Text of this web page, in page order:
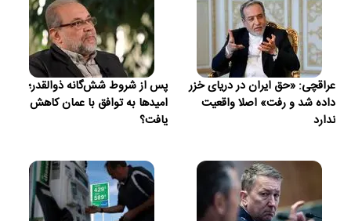
عراقچی: «حق ایران در دریای خزر
داده شد و رفت» اصلا واقعیت
ندارد
پس از شروط شش‌گانه ذوالقدر؛
امیدها به توافق با عمان کاهش
یافت؟